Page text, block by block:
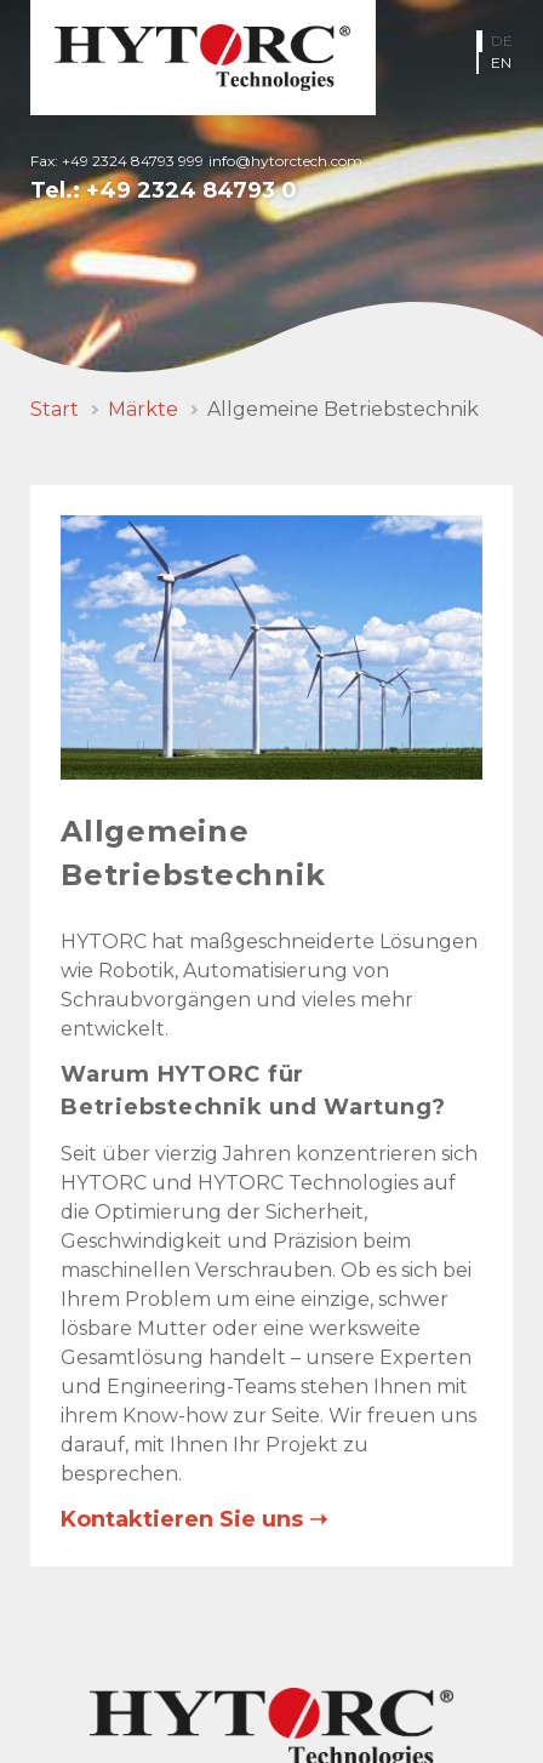
Fax: +49 2324 84793 999 info@hytorctech.com
Tel.:+49 2324 84793 0
DE
EN
Start Märkte Allgemeine Betriebstechnik
Allgemeine
Betriebstechnik
HYTORC hat maßgeschneiderte Lösungen
wie Robotik, Automatisierung von
Schraubvorgängen und vieles mehr
entwickelt.
Warum HYTORC für
Betriebstechnik und Wartung?
Seit über vierzig Jahren konzentrieren sich
HYTORC und HYTORC Technologies auf
die Optimierung der Sicherheit,
Geschwindigkeit und Präzision beim
maschinellen Verschrauben. Ob es sich bei
Ihrem Problem um eine einzige, schwer
lösbare Mutter oder eine werksweite
Gesamtlösung handelt – unsere Experten
und Engineering-Teams stehen Ihnen mit
ihrem Know-how zur Seite. Wir freuen uns
darauf, mit Ihnen Ihr Projekt zu
besprechen.
Kontaktieren Sie uns